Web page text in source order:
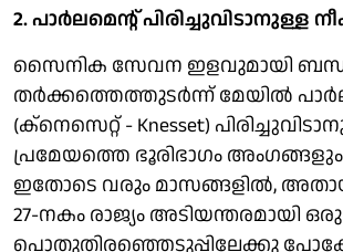
2. പാർലമെന്റ് പിരിച്ചുവിടാനുള്ള
സൈനിക സേവന ഇളവുമായി
തർക്കത്തെത്തുടർന്ന് മേയിൽ
(ക്നെസെറ്റ് - Knesset)
പ്രമേയത്തെ ഭൂരിഭാഗം
ഇതോടെ വരും മാസങ്ങളിൽ,
27-നകം രാജ്യം അടിയന്തരമായി ഒരു
പൊതുതിരഞ്ഞെടുപ്പിലേക്കു